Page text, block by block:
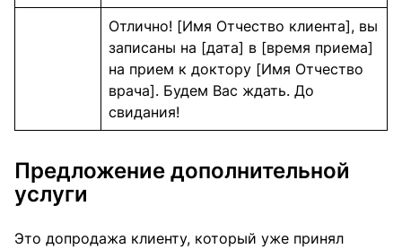
Отлично! [Имя Отчество клиента], вы
записаны на [дата] в [время приема]
на прием к доктору [Имя Отчество
врача]. Будем Вас ждать. До
свидания!
Предложение дополнительной
услуги
Это допродажа клиенту, который уже принял